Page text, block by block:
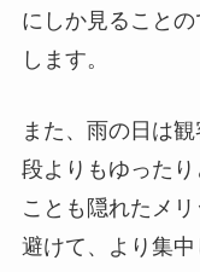
にしか見ること
します。
また、雨の日は
段よりもゆった
ことも隠れたメ
避けて、より集中